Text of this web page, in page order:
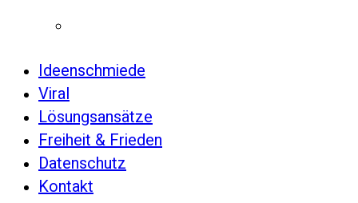
Ideenschmiede
Viral
Lösungsansätze
Freiheit & Frieden
Datenschutz
Kontakt